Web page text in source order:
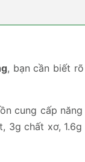
, bạn cần biết
cung cấp
chất xơ,